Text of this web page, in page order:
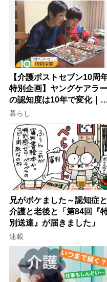
【介護ポストセブン10周
特別企画】ヤングケアラー
の認知度は10年で変化｜
行語大賞にノミネート、法
律にも明記されたが果たし
て現在は？
暮らし
兄がボケました～認知症と
介護と老後と「第84回『
別送達』が届きました」
連載